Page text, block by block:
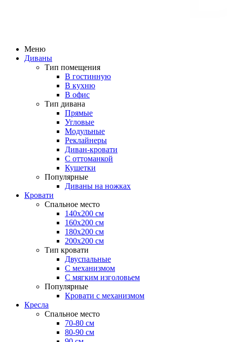
Меню
Диваны
Тип помещения
В гостинную
В кухню
В офис
Тип дивана
Прямые
Угловые
Модульные
Реклайнеры
Диван-кровати
С оттоманкой
Кушетки
Популярные
Диваны на ножках
Кровати
Спальное место
140х200 см
160х200 см
180х200 см
200х200 см
Тип кровати
Двуспальные
С механизмом
С мягким изголовьем
Популярные
Кровати с механизмом
Кресла
Спальное место
70-80 см
80-90 см